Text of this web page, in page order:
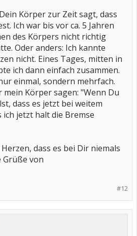
Körper zur Zeit sagt, dass
Ich war bis vor ca. 5 Jahren
des Körpers nicht richtig
Oder anders: Ich kannte
nicht. Eines Tages, mitten in
ich dann einfach zusammen.
einmal, sondern mehrfach.
mein Körper sagen: "Wenn Du
dass es jetzt bei weitem
ich jetzt halt die Bremse
dass es bei Dir niemals
Grüße von
#12